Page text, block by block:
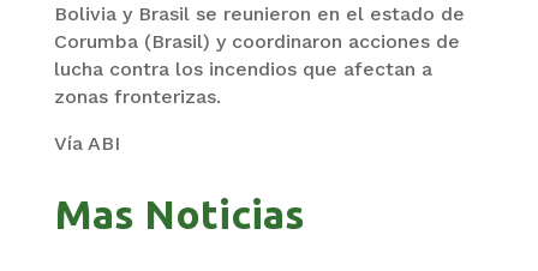
Bolivia y Brasil se reunieron en el estado de
Corumba (Brasil) y coordinaron acciones de
lucha contra los incendios que afectan a
zonas fronterizas.
Vía ABI
Mas Noticias